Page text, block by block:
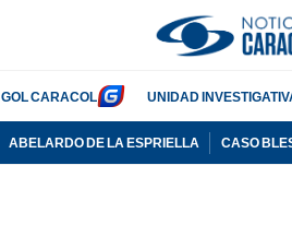
GOL CARACOL UNIDAD
ABELARDO DE LA ESPRIELLA CASO